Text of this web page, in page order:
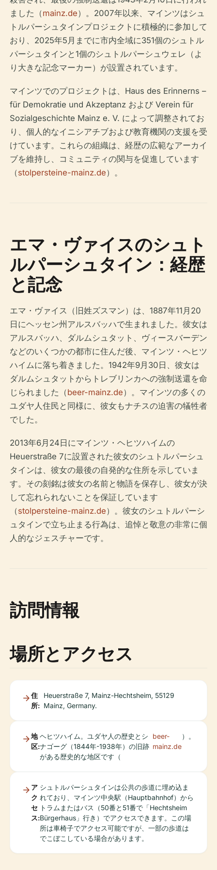
ました（mainz.de）。2007年以来、マインツはシュ
トルパーシュタインプロジェクトに積極的に参加して
おり、2025年5月までに市内全域に351個のシュトル
パーシュタインと1個のシュトルパーシュウェレ（よ
り大きな記念マーカー）が設置されています。
マインツでのプロジェクトは、Haus des Erinnerns –
für Demokratie und Akzeptanz および Verein für
Sozialgeschichte Mainz e. V. によって調整されてお
り、個人的なイニシアチブおよび教育機関の支援を受
けています。これらの組織は、経歴の広範なアーカイ
ブを維持し、コミュニティの関与を促進しています
（stolpersteine-mainz.de）。
エマ・ヴァイスのシュト
ルパーシュタイン：経歴
と記念
エマ・ヴァイス（旧姓ズスマン）は、1887年11月20
日にヘッセン州アルスバッハで生まれました。彼女は
アルスバッハ、ダルムシュタット、ヴィースバーデン
などのいくつかの都市に住んだ後、マインツ・ヘヒツ
ハイムに落ち着きました。1942年9月30日、彼女は
ダルムシュタットからトレブリンカへの強制送還を命
じられました（beer-mainz.de）。マインツの多くの
ユダヤ人住民と同様に、彼女もナチスの迫害の犠牲者
でした。
2013年6月24日にマインツ・ヘヒツハイムの
Heuerstraße 7に設置された彼女のシュトルパーシュ
タインは、彼女の最後の自発的な住所を示していま
す。その刻銘は彼女の名前と物語を保存し、彼女が決
して忘れられないことを保証しています
（stolpersteine-mainz.de）。彼女のシュトルパーシ
ュタインで立ち止まる行為は、追悼と敬意の非常に個
人的なジェスチャーです。
訪問情報
場所とアクセス
住
所:
Heuerstraße 7, Mainz-Hechtsheim, 55129
Mainz, Germany.
地
区:
ヘヒツハイム。ユダヤ人の歴史とシ
ナゴーグ（1844年-1938年）の旧跡
がある歴史的な地区です（
beer-
mainz.de
）。
ア
ク
セ
ス:
シュトルパーシュタインは公共の歩道に埋め込ま
れており、マインツ中央駅（Hauptbahnhof）から
トラムまたはバス（50番と51番で「Hechtsheim
Bürgerhaus」行き）でアクセスできます。この場
所は車椅子でアクセス可能ですが、一部の歩道は
でこぼこしている場合があります。